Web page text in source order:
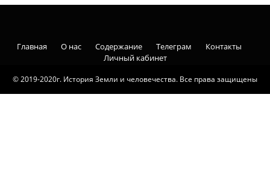
© 2019-2020г. История Земли и человечества. Все права защищены
Главная О нас Содержание Телеграм
Контакты
Личный кабинет